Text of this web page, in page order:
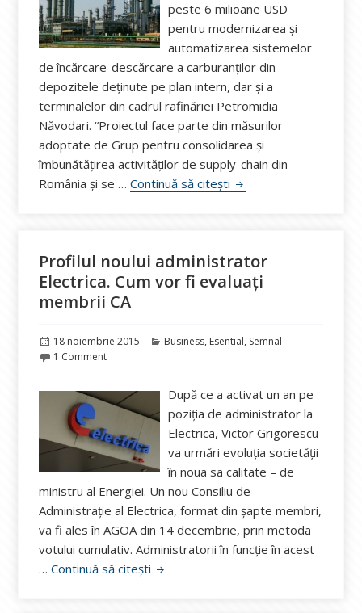
peste 6 milioane USD
pentru modernizarea și
automatizarea sistemelor
de încărcare-descărcare a carburanților din
depozitele deținute pe plan intern, dar și a
terminalelor din cadrul rafinăriei Petromidia
Năvodari. “Proiectul face parte din măsurilor
adoptate de Grup pentru consolidarea și
îmbunătățirea activităților de supply-chain din
România și se …Continuă să citești KMG investește 6
Profilul noului administrator
Electrica. Cum vor fi evaluați
membrii CA
Publicat
pe
18 noiembrie 2015 Categorii
Business, Esential, Semnal
1 Comment
După ce a activat un an pe
poziția de administrator la
Electrica, Victor Grigorescu
va urmări evoluția societății
în noua sa calitate – de
ministru al Energiei. Un nou Consiliu de
Administrație al Electrica, format din șapte membri,
va fi ales în AGOA din 14 decembrie, prin metoda
votului cumulativ. Administratorii în funcție în acest
…Continuă să citești Profilul noului administrator